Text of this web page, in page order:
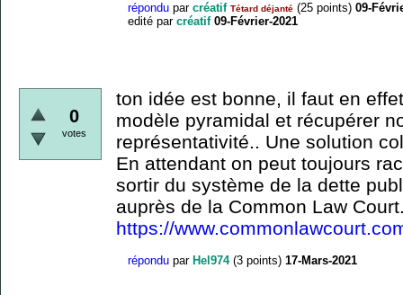
répondu par créatif Tétard déjanté (25 points) 09-
edité par créatif 09-Février-2021
0
votes
ton idée est bonne, il faut en
modèle pyramidal et récupérer
représentativité.. Une solution
En attendant on peut toujours
sortir du système de la dette
auprès de la Common Law
https://
répondu par Hel974 (3 points) 17-Mars-2021